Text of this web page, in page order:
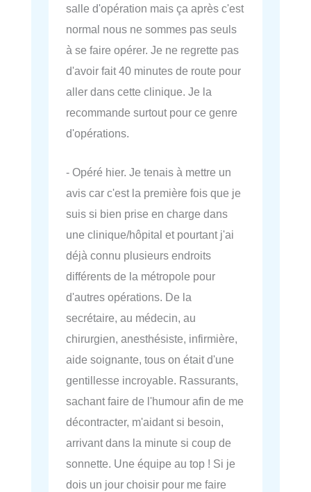
salle d'opération mais ça après c'est
normal nous ne sommes pas seuls
à se faire opérer. Je ne regrette pas
d'avoir fait 40 minutes de route pour
aller dans cette clinique. Je la
recommande surtout pour ce genre
d'opérations.
- Opéré hier. Je tenais à mettre un
avis car c'est la première fois que je
suis si bien prise en charge dans
une clinique/hôpital et pourtant j'ai
déjà connu plusieurs endroits
différents de la métropole pour
d'autres opérations. De la
secrétaire, au médecin, au
chirurgien, anesthésiste, infirmière,
aide soignante, tous on était d'une
gentillesse incroyable. Rassurants,
sachant faire de l'humour afin de me
décontracter, m'aidant si besoin,
arrivant dans la minute si coup de
sonnette. Une équipe au top ! Si je
dois un jour choisir pour me faire